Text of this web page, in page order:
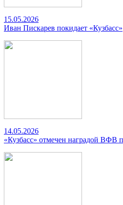
15.05.2026
Иван Пискарев покидает «Кузбасс»
14.05.2026
«Кузбасс» отмечен наградой ВФВ